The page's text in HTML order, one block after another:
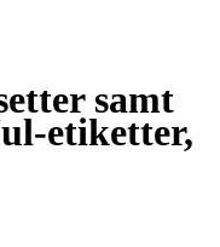
samt
etiketter,